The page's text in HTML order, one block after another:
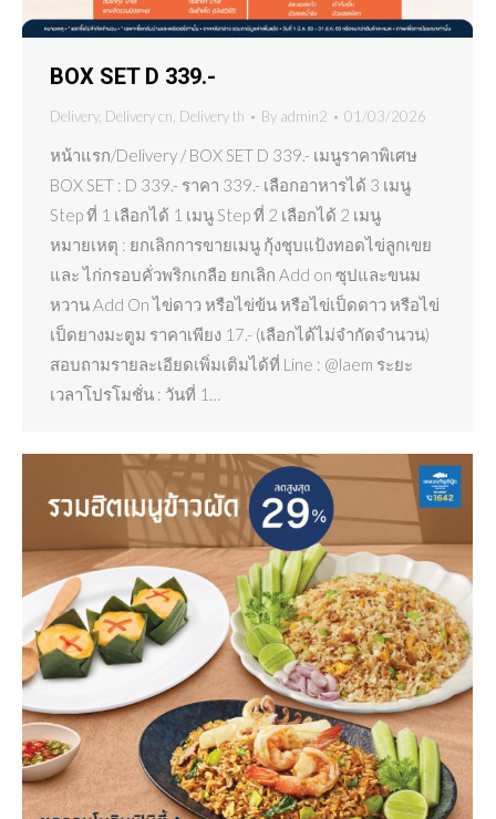
BOX SET D 339.-
Delivery, Delivery cn Delivery th By admin2 01/03/2026
หน้าแรก/Delivery / BOX SET D 339.- เมนูราคาพิเศษ
BOX SET : D 339.- ราคา 339.- เลือกอาหารได้ 3 เมนู
Step ที่ 1 เลือกได้ 1 เมนู Step ที่ 2 เลือกได้ 2 เมนู
หมายเหตุ : ยกเลิกการขายเมนู กุ้งชุบแป้งทอดไข่ลูกเขย
และ ไก่กรอบคั่วพริกเกลือ ยกเลิก Add on ซุปและขนม
หวาน Add On ไข่ดาว หรือไข่ข้น หรือไข่เป็ดดาว หรือไข่
เป็ดยางมะตูม ราคาเพียง 17.- (เลือกได้ไม่จำกัดจำนวน)
สอบถามรายละเอียดเพิ่มเติมได้ที่ Line : @laem ระยะ
เวลาโปรโมชั่น : วันที่ 1…